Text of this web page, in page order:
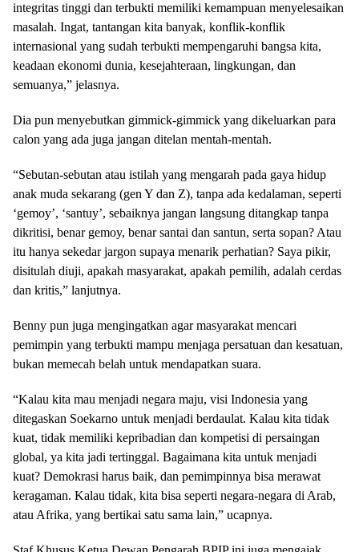
integritas tinggi dan terbukti memiliki kemampuan menyelesaikan
masalah. Ingat, tantangan kita banyak, konflik-konflik
internasional yang sudah terbukti mempengaruhi bangsa kita,
keadaan ekonomi dunia, kesejahteraan, lingkungan, dan
semuanya,” jelasnya.
Dia pun menyebutkan gimmick-gimmick yang dikeluarkan para
calon yang ada juga jangan ditelan mentah-mentah.
“Sebutan-sebutan atau istilah yang mengarah pada gaya hidup
anak muda sekarang (gen Y dan Z), tanpa ada kedalaman, seperti
‘gemoy’, ‘santuy’, sebaiknya jangan langsung ditangkap tanpa
dikritisi, benar gemoy, benar santai dan santun, serta sopan? Atau
itu hanya sekedar jargon supaya menarik perhatian? Saya pikir,
disitulah diuji, apakah masyarakat, apakah pemilih, adalah cerdas
dan kritis,” lanjutnya.
Benny pun juga mengingatkan agar masyarakat mencari
pemimpin yang terbukti mampu menjaga persatuan dan kesatuan,
bukan memecah belah untuk mendapatkan suara.
“Kalau kita mau menjadi negara maju, visi Indonesia yang
ditegaskan Soekarno untuk menjadi berdaulat. Kalau kita tidak
kuat, tidak memiliki kepribadian dan kompetisi di persaingan
global, ya kita jadi tertinggal. Bagaimana kita untuk menjadi
kuat? Demokrasi harus baik, dan pemimpinnya bisa merawat
keragaman. Kalau tidak, kita bisa seperti negara-negara di Arab,
atau Afrika, yang bertikai satu sama lain,” ucapnya.